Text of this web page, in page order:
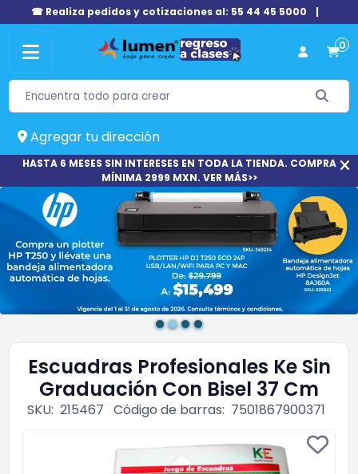
☎ Realiza pedidos y cotizaciones al: 55 44 45 5000 |
0
Agregar tu dirección
HASTA 6 MESES SIN INTERESES EN TODA LA TIENDA. COMPRA
MÍNIMA 2999 MXN. VER MÁS>>
Escuadras Profesionales Ke Sin
Graduación Con Bisel 37 Cm
SKU: 215467 Código de barras: 7501867900371